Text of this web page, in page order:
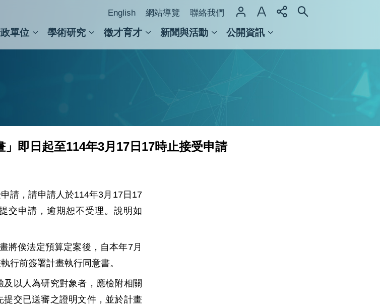
English 網站導覽 聯絡我們
單位 學術研究 徵才育才 新聞與活動 公開資訊
即日起至114年3月17日17時止接受申請
請，請申請人於114年3月17日17
交申請，逾期恕不受理。說明如
將俟法定預算定案後，自本年7月
行前簽署計畫執行同意書。
以人為研究對象者，應檢附相關
交已送審之證明文件，並於計畫